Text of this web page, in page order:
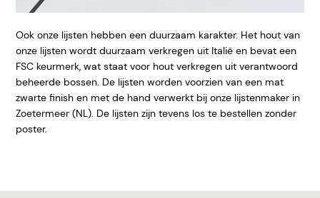
Ook onze lijsten hebben een duurzaam karakter. Het hout van
onze lijsten wordt duurzaam verkregen uit Italië en bevat een
FSC keurmerk, wat staat voor hout verkregen uit verantwoord
beheerde bossen. De lijsten worden voorzien van een mat
zwarte finish en met de hand verwerkt bij onze lijstenmaker in
Zoetermeer (NL). De lijsten zijn tevens los te bestellen zonder
poster.